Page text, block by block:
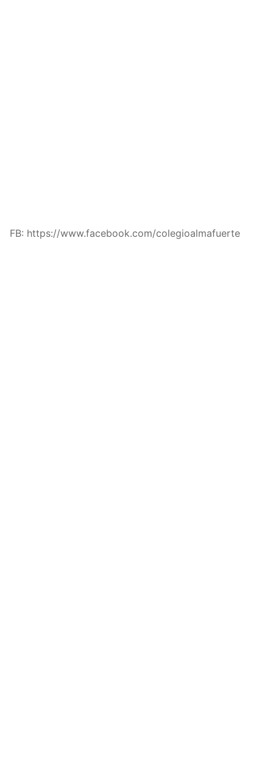
FB: https://www.facebook.com/colegioalmafuerte